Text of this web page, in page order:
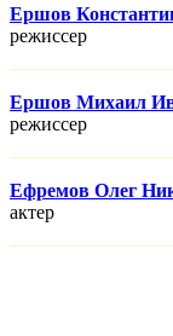
Ершов
режисcер
Ершов Михаил
режисcер
Ефремов Олег
актер